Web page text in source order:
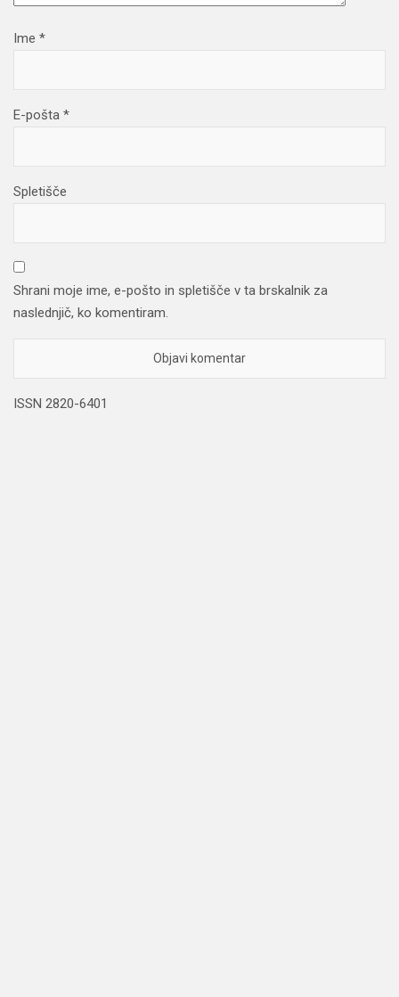
Ime *
E-pošta *
Spletišče
Shrani moje ime, e-pošto in spletišče v ta brskalnik za
naslednjič, ko komentiram.
ISSN 2820-6401